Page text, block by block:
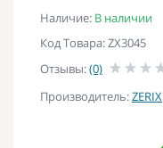
Наличие: В наличии
Код Товара: ZX3045
Отзывы:(0)
Производитель:ZERIX